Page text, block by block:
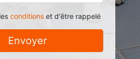
conditionset d'être rappelé
Envoyer